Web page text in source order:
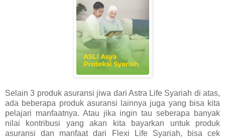
Selain 3 produk asuransi jiwa dari Astra Life Syariah di atas,
ada beberapa produk asuransi lainnya juga yang bisa kita
pelajari manfaatnya. Atau jika ingin tau seberapa banyak
nilai kontribusi yang akan kita bayarkan untuk produk
asuransi dan manfaat dari Flexi Life Syariah, bisa cek